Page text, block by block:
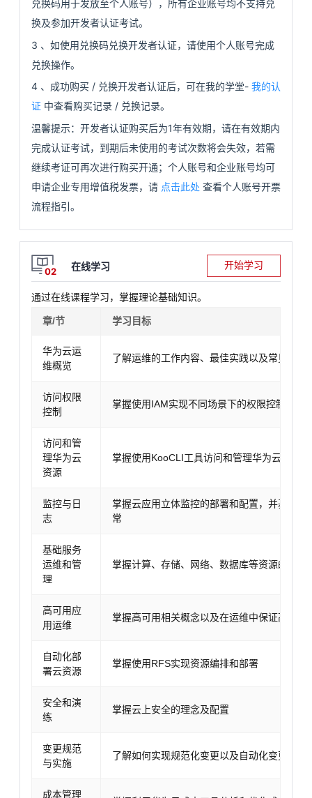
程
认
证
的
实
我
的
藏
战
营
资
讯
兑换码用于发放至个人账号），所有企业账号均不支持兑
换及参加开发者认证考试。
3 、如使用兑换码兑换开发者认证，请使用个人账号完成
兑换操作。
4 、成功购买 / 兑换开发者认证后，可在我的学堂- 我的认
证 中查看购买记录 / 兑换记录。
温馨提示：开发者认证购买后为1年有效期，请在有效期内
完成认证考试，到期后未使用的考试次数将会失效，若需
继续考证可再次进行购买开通；个人账号和企业账号均可
申请企业专用增值税发票，请 点击此处 查看个人账号开票
流程指引。
02 在线学习 开始学习
通过在线课程学习，掌握理论基础知识。
章/节 学习目标
华为云运
维概览
了解运维的工作内容、最佳实践以及常见的运
访问权限
控制
掌握使用IAM实现不同场景下的权限控制
访问和管
理华为云
资源
掌握使用KooCLI工具访问和管理华为云资源
监控与日
志
掌握云应用立体监控的部署和配置，并基于监
常
基础服务
运维和管
理
掌握计算、存储、网络、数据库等资源的运维
高可用应
用运维
掌握高可用相关概念以及在运维中保证高可用
自动化部
署云资源
掌握使用RFS实现资源编排和部署
安全和演
练
掌握云上安全的理念及配置
变更规范
与实施
了解如何实现规范化变更以及自动化变更的理
成本管理